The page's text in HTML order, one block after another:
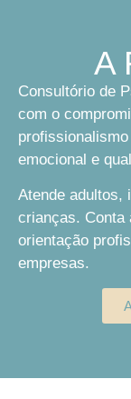
A
Consultório de
com o
emocional e
Atende adultos,
crianças. Conta
orientação
empresas.